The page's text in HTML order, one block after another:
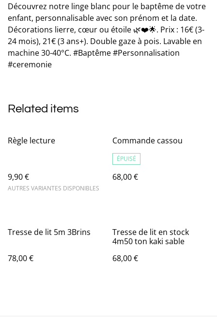
Découvrez notre linge blanc pour le baptême de votre
enfant, personnalisable avec son prénom et la date.
Décorations lierre, cœur ou étoile 🌿❤️🌟. Prix : 16€ (3-
24 mois), 21€ (3 ans+). Double gaze à pois. Lavable en
machine 30-40°C. #Baptême #Personnalisation
#ceremonie
Related items
Règle lecture
9,90 €
AUTRES VARIANTES DISPONIBLES
Commande cassou
ÉPUISÉ
68,00 €
Tresse de lit 5m 3Brins
78,00 €
Tresse de lit en stock
4m50 ton kaki sable
68,00 €